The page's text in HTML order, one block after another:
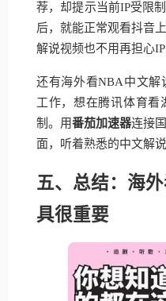
荐，却提示当前IP受限
后，就能正常观看抖音
解说视频也不用再担心IP
还有海外看NBA中文
工作，想在腾讯体育看
制。用番茄加速器连接
面，听着熟悉的中文解
五、总结：海
具很重要